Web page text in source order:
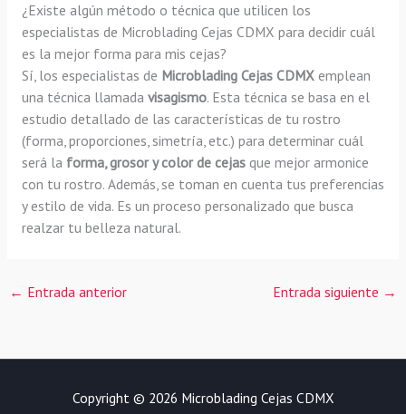
¿Existe algún método o técnica que utilicen los
especialistas de Microblading Cejas CDMX para decidir cuál
es la mejor forma para mis cejas?
Sí, los especialistas de Microblading Cejas CDMXemplean
una técnica llamada visagismo. Esta técnica se basa en el
estudio detallado de las características de tu rostro
(forma, proporciones, simetría, etc.) para determinar cuál
será la forma, grosor y color de cejasque mejor armonice
con tu rostro. Además, se toman en cuenta tus preferencias
y estilo de vida. Es un proceso personalizado que busca
realzar tu belleza natural.
← Entrada anterior Entrada siguiente →
Copyright © 2026 Microblading Cejas CDMX